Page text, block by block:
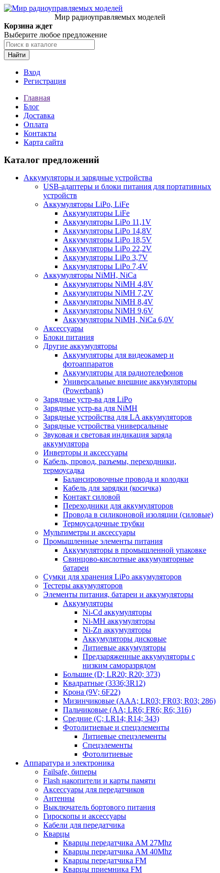
Мир радиоуправляемых моделей
Корзина ждет
Выберите любое предложение
Найти
Вход
Регистрация
Главная
Блог
Доставка
Оплата
Контакты
Карта сайта
Каталог предложений
Аккумуляторы и зарядные устройства
USB-адаптеры и блоки питания для портативных
устройств
Аккумуляторы LiPo, LiFe
Аккумуляторы LiFe
Аккумуляторы LiPo 11,1V
Аккумуляторы LiPo 14,8V
Аккумуляторы LiPo 18,5V
Аккумуляторы LiPo 22,2V
Аккумуляторы LiPo 3,7V
Аккумуляторы LiPo 7,4V
Аккумуляторы NiMH, NiCa
Аккумуляторы NiMH 4,8V
Аккумуляторы NiMH 7,2V
Аккумуляторы NiMH 8,4V
Аккумуляторы NiMH 9,6V
Аккумуляторы NiMH, NiCa 6,0V
Аксессуары
Блоки питания
Другие аккумуляторы
Аккумуляторы для видеокамер и
фотоаппаратов
Аккумуляторы для радиотелефонов
Универсальные внешние аккумуляторы
(Powerbank)
Зарядные устр-ва для LiPo
Зарядные устр-ва для NiMH
Зарядные устройства для LA аккумуляторов
Зарядные устройства универсальные
Звуковая и световая индикация заряда
аккумулятора
Инверторы и аксессуары
Кабель, провод, разъемы, переходники,
термоусадка
Балансировочные провода и колодки
Кабель для зарядки (косичка)
Контакт силовой
Переходники для аккумуляторов
Провода в силиконовой изоляции (силовые)
Термоусадочные трубки
Мультиметры и аксессуары
Промышленные элементы питания
Аккумуляторы в промышленной упаковке
Свинцово-кислотные аккумуляторные
батареи
Сумки для хранения LiPo аккумуляторов
Тестеры аккумуляторов
Элементы питания, батареи и аккумуляторы
Аккумуляторы
Ni-Cd аккумуляторы
Ni-MH аккумуляторы
Ni-Zn аккумуляторы
Аккумуляторы дисковые
Литиевые аккумуляторы
Предзаряженные аккумуляторы с
низким саморазрядом
Большие (D; LR20; R20; 373)
Квадратные (3336;3R12)
Крона (9V; 6F22)
Мизинчиковые (AAA; LR03; FR03; R03; 286)
Пальчиковые (AA; LR6; FR6; R6; 316)
Средние (C; LR14; R14; 343)
Фотолитиевые и спецэлементы
Литиевые спецэлементы
Спецэлементы
Фотолитиевые
Аппаратура и электроника
Failsafe, биперы
Flash накопители и карты памяти
Аксессуары для передатчиков
Антенны
Выключатель бортового питания
Гироскопы и аксессуары
Кабели для передатчика
Кварцы
Кварцы передатчика AM 27Mhz
Кварцы передатчика AM 40Mhz
Кварцы передатчика FM
Кварцы приемника FM